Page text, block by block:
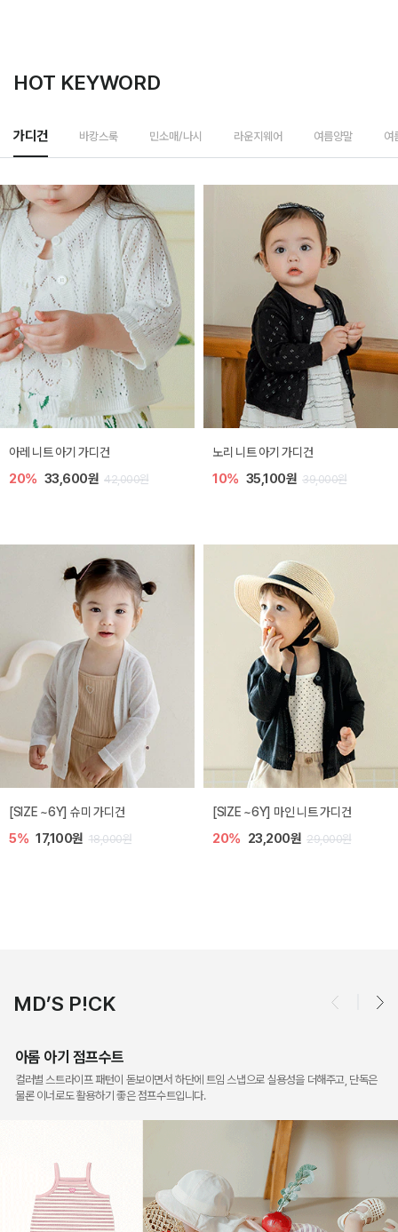
HOT KEYWORD
가디건 바캉스룩 민소매/나시 라운지웨어 여름양말 여
[SIZE ~6Y] 로메이 라운지 셋업
30% 18,200원 26,000원
밀라 아기 원피스
30% 23,800원 34,000원
밀라 아기 점프수트
10% 30,600원 34,000원
밀라 아기 셋업
40% 26,400원 44,000원
MD’S P!CK
아롬 아기 점프수트
컬러별 스트라이프 패턴이 돋보이면서 하단에 트임 스냅으로 실용성을 더해주고, 단독은
물론 이너로도 활용하기 좋은 점프수트입니다.